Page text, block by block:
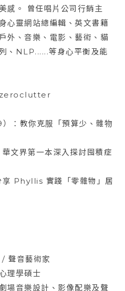
感。 曾任唱片公司行銷主
心靈網站總編輯、英文書籍
外、音樂、電影、藝術、貓
、NLP......等身心平衡及能
：教你克服「預算少、雜物
文界第一本深入探討囤積症
享 Phyllis 實踐「零雜物」居
聲音藝術家
理學碩士
場音樂設計、影像配樂及聲